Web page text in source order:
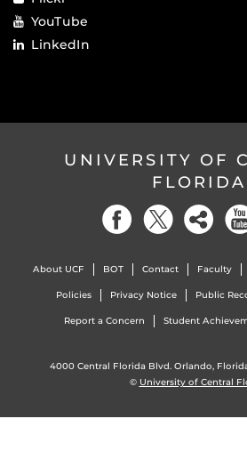
YouTube
LinkedIn
UNIVERSITY OF
FLORIDA
About UCF BOT Contact Faculty
Policies Privacy Notice Public
Report a Concern Student
4000 Central Florida Blvd. Orlando,
© University of Central